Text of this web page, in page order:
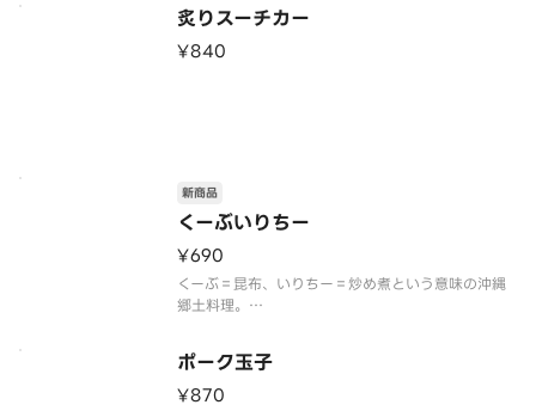
炙りスーチカー
¥840
くーぶいりちー
新商品
¥690
くーぶ＝昆布、いりちー＝炒め煮という意味の沖縄
郷土料理。
しておばあの味を再現しました。
旨味がしっかりしみ込んだ、ほっとする味わいの一
品です。
ポーク玉子
¥870